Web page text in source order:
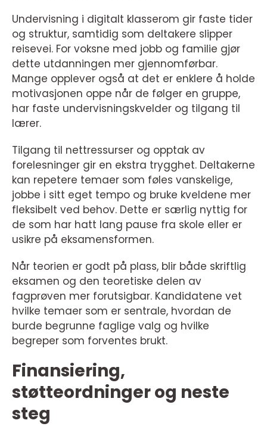
Undervisning i digitalt klasserom gir faste tider
og struktur, samtidig som deltakere slipper
reisevei. For voksne med jobb og familie gjør
dette utdanningen mer gjennomførbar.
Mange opplever også at det er enklere å holde
motivasjonen oppe når de følger en gruppe,
har faste undervisningskvelder og tilgang til
lærer.
Tilgang til nettressurser og opptak av
forelesninger gir en ekstra trygghet. Deltakerne
kan repetere temaer som føles vanskelige,
jobbe i sitt eget tempo og bruke kveldene mer
fleksibelt ved behov. Dette er særlig nyttig for
de som har hatt lang pause fra skole eller er
usikre på eksamensformen.
Når teorien er godt på plass, blir både skriftlig
eksamen og den teoretiske delen av
fagprøven mer forutsigbar. Kandidatene vet
hvilke temaer som er sentrale, hvordan de
burde begrunne faglige valg og hvilke
begreper som forventes brukt.
Finansiering,
støtteordninger og neste
steg